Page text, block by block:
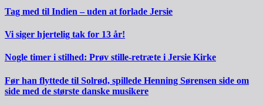
Tag med til Indien – uden at forlade Jersie
Vi siger hjertelig tak for 13 år!
Nogle timer i stilhed: Prøv stille-retræte i Jersie Kirke
Før han flyttede til Solrød, spillede Henning Sørensen side om
side med de største danske musikere